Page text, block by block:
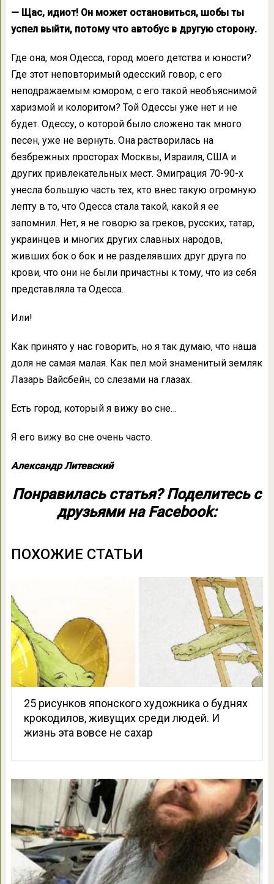
— Щас, идиот! Он может остановиться, шобы ты
успел выйти, потому что автобус в другую сторону.
Где она, моя Одесса, город моего детства и юности?
Где этот неповторимый одесский говор, с его
неподражаемым юмором, с его такой необъяснимой
харизмой и колоритом? Той Одессы уже нет и не
будет. Одессу, о которой было сложено так много
песен, уже не вернуть. Она растворилась на
безбрежных просторах Москвы, Израиля, США и
других привлекательных мест. Эмиграция 70-90-х
унесла большую часть тех, кто внес такую огромную
лепту в то, что Одесса стала такой, какой я ее
запомнил. Нет, я не говорю за греков, русских, татар,
украинцев и многих других славных народов,
живших бок о бок и не разделявших друг друга по
крови, что они не были причастны к тому, что из себя
представляла та Одесса.
Или!
Как принято у нас говорить, но я так думаю, что наша
доля не самая малая. Как пел мой знаменитый земляк
Лазарь Вайсбейн, со слезами на глазах.
Есть город, который я вижу во сне…
Я его вижу во сне очень часто.
Александр Литевский
Понравилась статья? Поделитесь с
друзьями на Facebook:
ПОХОЖИЕ СТАТЬИ
25 рисунков японского художника о буднях
крокодилов, живущих среди людей. И
жизнь эта вовсе не сахар